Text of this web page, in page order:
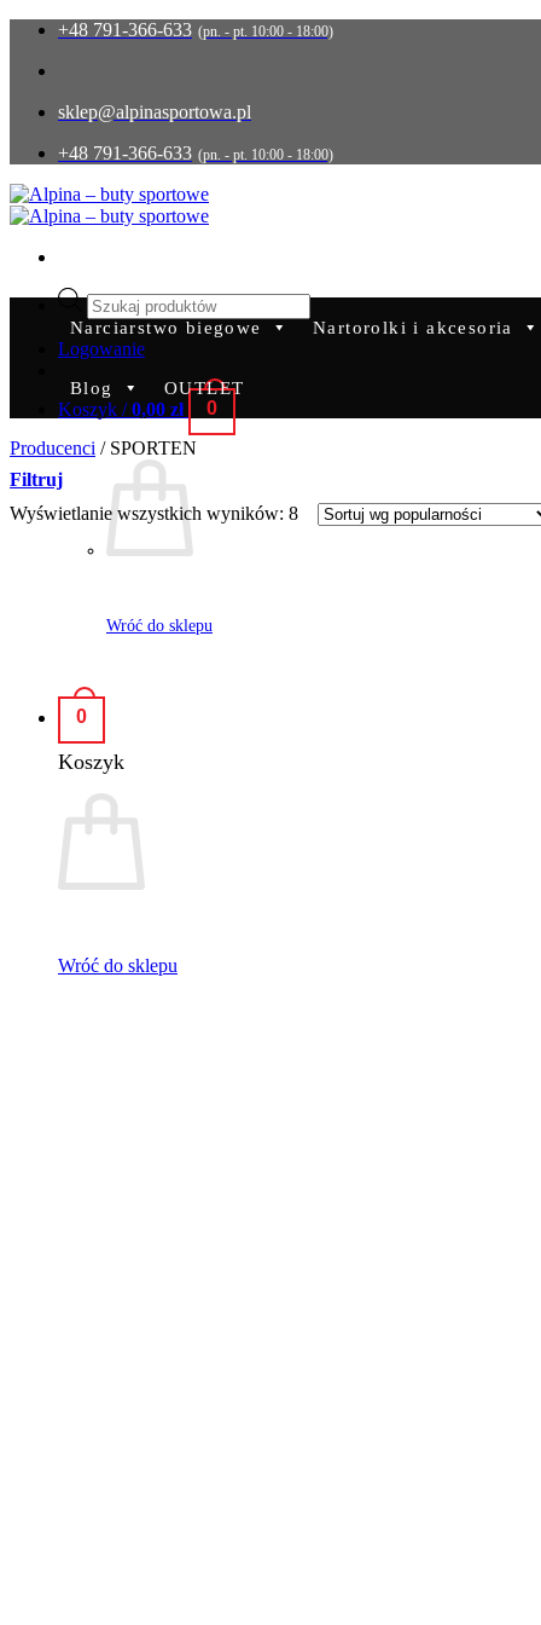
Przewiń
zawartości
+48 791-366-633 (pn. - pt. 10:00 - 18:00)
sklep@alpinasportowa.pl
+48 791-366-633 (pn. - pt. 10:00 - 18:00)
Wyszukiwarka
produktów
Logowanie
Koszyk /0,00 zł 0
Wróć do sklepu
0
Koszyk
Wróć do sklepu
Narciarstwo biegowe Nartorolki i akcesoria
Blog OUTLET
Producenci /SPORTEN
Filtruj
Wyświetlanie wszystkich wyników: 8Posortowane